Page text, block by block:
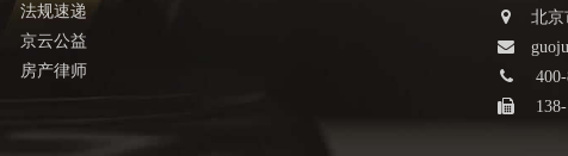
法规速递
京云公益
房产律师
北京